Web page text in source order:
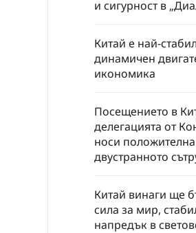
и сигурност в
Китай е най-
динамичен
икономика
Посещението в
делегацията от
носи
двустранното
Китай винаги ще
сила за мир,
напредък в